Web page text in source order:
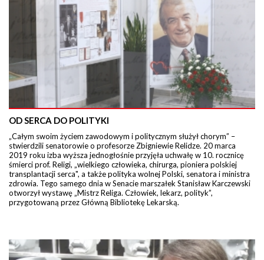
OD SERCA DO POLITYKI
„Całym swoim życiem zawodowym i politycznym służył chorym” –
stwierdzili senatorowie o profesorze Zbigniewie Relidze. 20 marca
2019 roku izba wyższa jednogłośnie przyjęła uchwałę w 10. rocznicę
śmierci prof. Religi, „wielkiego człowieka, chirurga, pioniera polskiej
transplantacji serca", a także polityka wolnej Polski, senatora i ministra
zdrowia. Tego samego dnia w Senacie marszałek Stanisław Karczewski
otworzył wystawę „Mistrz Religa. Człowiek, lekarz, polityk”,
przygotowaną przez Główną Bibliotekę Lekarską.